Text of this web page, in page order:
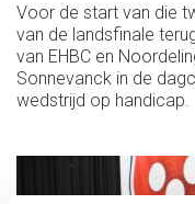
Voor de start van die
van de landsfinale
van EHBC en
Sonnevanck in de
wedstrijd op handicap.